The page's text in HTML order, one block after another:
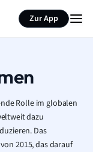
Zur App
Rolle im globalen
dazu
Das
2015, das darauf